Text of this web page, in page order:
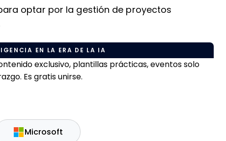
optar por la gestión de proyectos
EN LA ERA DE LA IA
exclusivo, plantillas prácticas, eventos solo
Es gratis unirse.
Microsoft